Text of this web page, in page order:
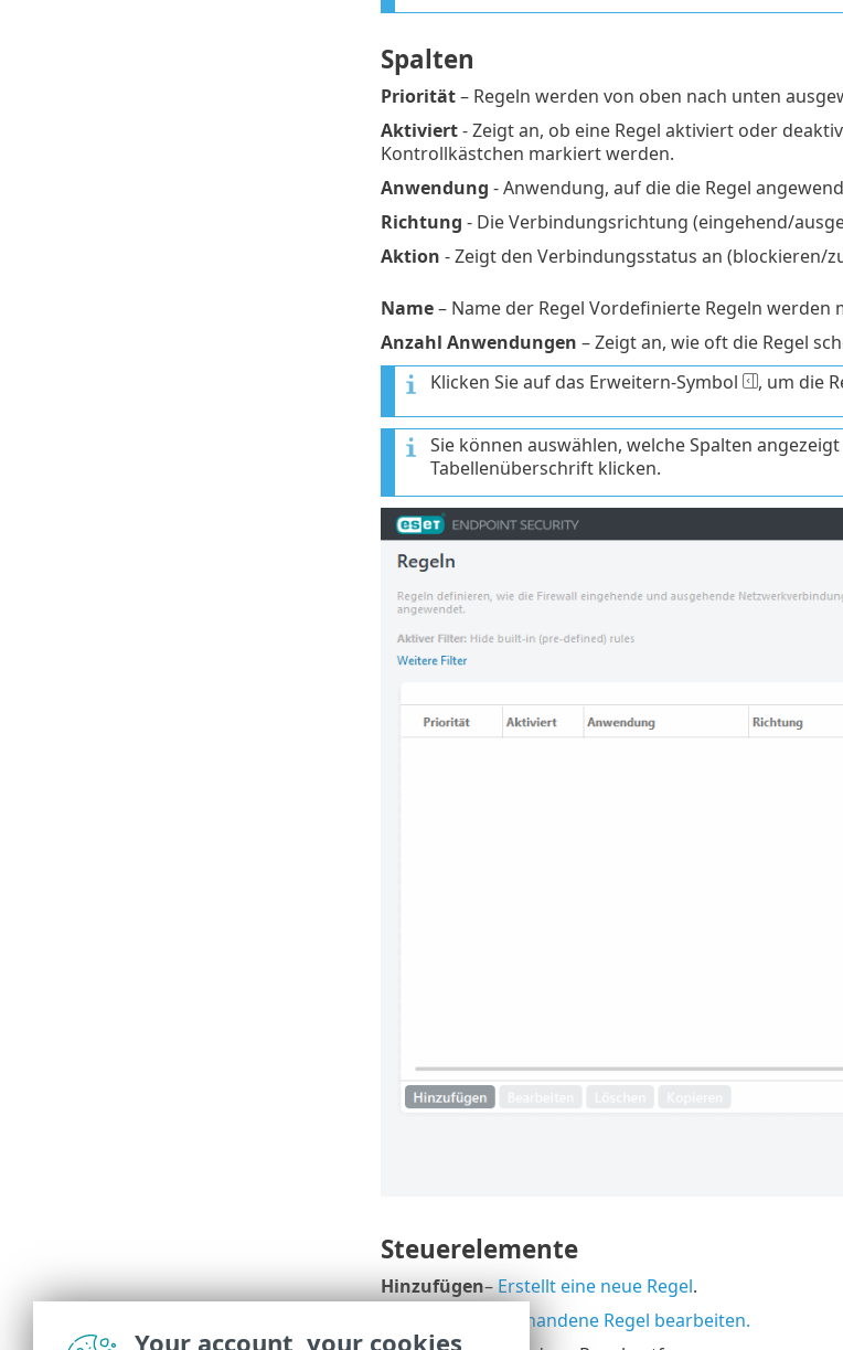
Spalten
Priorität– Regeln werden von oben nach unten
Aktiviert- Zeigt an, ob eine Regel aktiviert oder
Kontrollkästchen markiert werden.
Anwendung - Anwendung, auf die die Regel
Richtung - Die Verbindungsrichtung (eingehend/
Aktion - Zeigt den Verbindungsstatus an (blockieren/
Name– Name der Regel Vordefinierte Regeln werden
Anzahl Anwendungen – Zeigt an, wie oft die Regel
Klicken Sie auf das Erweitern-Symbol
, um die
Sie können auswählen, welche Spalten
Tabellenüberschrift klicken.
Steuerelemente
Hinzufügen–Erstellt eine neue Regel.
Vorhandene Regel bearbeiten.
Your account, your cookies